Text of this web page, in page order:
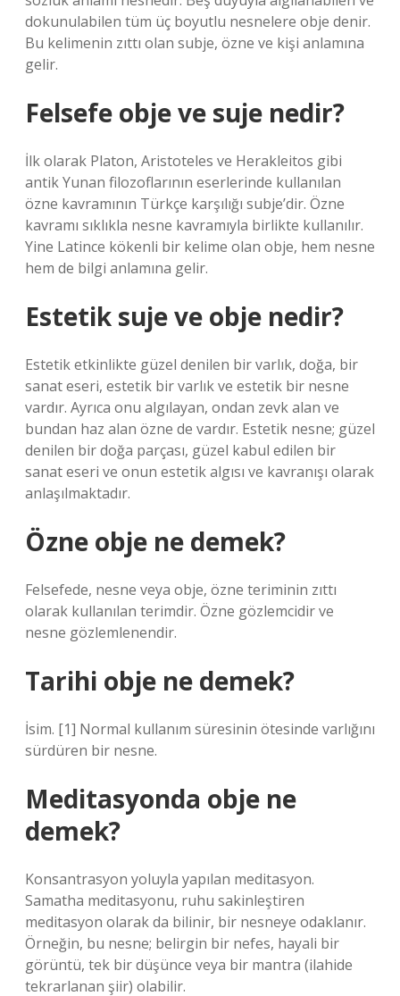
dokunulabilen tüm üç boyutlu nesnelere obje denir.
Bu kelimenin zıttı olan subje, özne ve kişi anlamına
gelir.
Felsefe obje ve suje nedir?
İlk olarak Platon, Aristoteles ve Herakleitos gibi
antik Yunan filozoflarının eserlerinde kullanılan
özne kavramının Türkçe karşılığı subje’dir. Özne
kavramı sıklıkla nesne kavramıyla birlikte kullanılır.
Yine Latince kökenli bir kelime olan obje, hem nesne
hem de bilgi anlamına gelir.
Estetik suje ve obje nedir?
Estetik etkinlikte güzel denilen bir varlık, doğa, bir
sanat eseri, estetik bir varlık ve estetik bir nesne
vardır. Ayrıca onu algılayan, ondan zevk alan ve
bundan haz alan özne de vardır. Estetik nesne; güzel
denilen bir doğa parçası, güzel kabul edilen bir
sanat eseri ve onun estetik algısı ve kavranışı olarak
anlaşılmaktadır.
Özne obje ne demek?
Felsefede, nesne veya obje, özne teriminin zıttı
olarak kullanılan terimdir. Özne gözlemcidir ve
nesne gözlemlenendir.
Tarihi obje ne demek?
İsim. [1] Normal kullanım süresinin ötesinde varlığını
sürdüren bir nesne.
Meditasyonda obje ne
demek?
Konsantrasyon yoluyla yapılan meditasyon.
Samatha meditasyonu, ruhu sakinleştiren
meditasyon olarak da bilinir, bir nesneye odaklanır.
Örneğin, bu nesne; belirgin bir nefes, hayali bir
görüntü, tek bir düşünce veya bir mantra (ilahide
tekrarlanan şiir) olabilir.